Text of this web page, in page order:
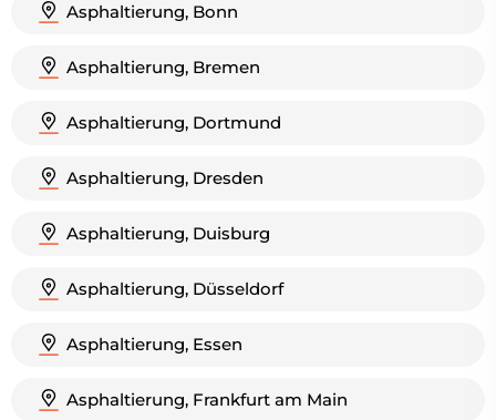
Asphaltierung, Bonn
Asphaltierung, Bremen
Asphaltierung, Dortmund
Asphaltierung, Dresden
Asphaltierung, Duisburg
Asphaltierung, Düsseldorf
Asphaltierung, Essen
Asphaltierung, Frankfurt am Main